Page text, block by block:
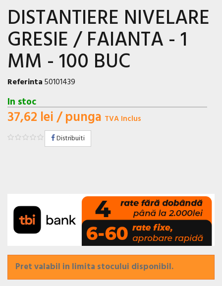
DISTANTIERE NIVELARE
GRESIE / FAIANTA - 1
MM - 100 BUC
Referinta50101439
In stoc
37,62 lei/ punga TVA Inclus
Distribuiti
Pret valabil in limita stocului disponibil.